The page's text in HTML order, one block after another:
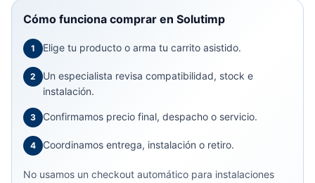
Cómo funciona comprar en Solutimp
1 Elige tu producto o arma tu carrito asistido.
2
Un especialista revisa compatibilidad, stock e
instalación.
3 Confirmamos precio final, despacho o servicio.
4 Coordinamos entrega, instalación o retiro.
No usamos un checkout automático para instalaciones